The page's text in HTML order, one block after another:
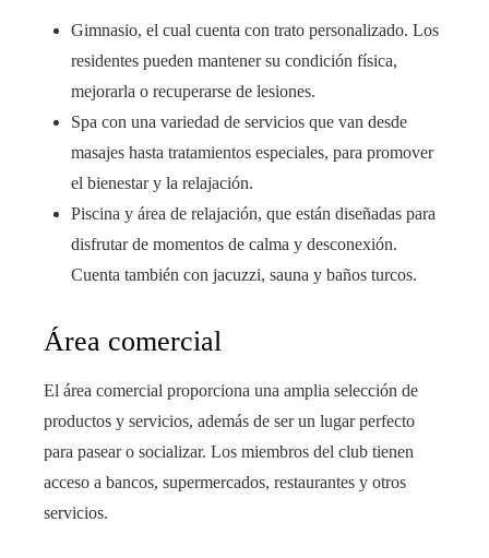
Gimnasio, el cual cuenta con trato personalizado. Los
residentes pueden mantener su condición física,
mejorarla o recuperarse de lesiones.
Spa con una variedad de servicios que van desde
masajes hasta tratamientos especiales, para promover
el bienestar y la relajación.
Piscina y área de relajación, que están diseñadas para
disfrutar de momentos de calma y desconexión.
Cuenta también con jacuzzi, sauna y baños turcos.
Área comercial
El área comercial proporciona una amplia selección de
productos y servicios, además de ser un lugar perfecto
para pasear o socializar. Los miembros del club tienen
acceso a bancos, supermercados, restaurantes y otros
servicios.